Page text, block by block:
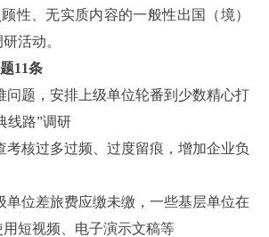
顾性、无实质内容的一般性出国（境）
活动。
11条
问题，安排上级单位轮番到少数精心打
线路”调研
考核过多过频、过度留痕，增加企业负
单位差旅费应缴未缴，一些基层单位在
短视频、电子演示文稿等